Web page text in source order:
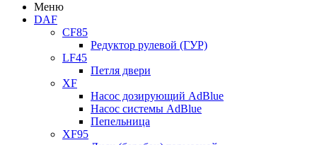
Меню
DAF
CF85
Редуктор рулевой (ГУР)
LF45
Петля двери
XF
Насос дозирующий AdBlue
Насос системы AdBlue
Пепельница
XF95